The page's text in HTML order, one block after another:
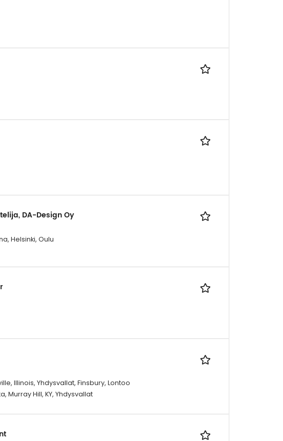
DA-Design Oy
Helsinki, Oulu
Illinois, Yhdysvallat, Finsbury, Lontoo
Murray Hill, KY, Yhdysvallat